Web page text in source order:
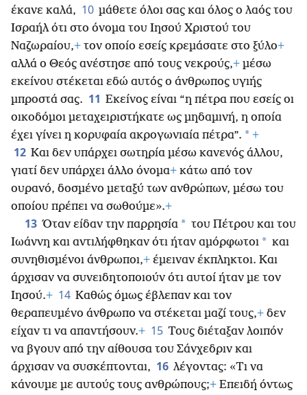
έκανε καλά, 10 μάθετε όλοι σας και όλος ο λαός του
Ισραήλ ότι στο όνομα του Ιησού Χριστού του
Ναζωραίου,+ τον οποίο εσείς κρεμάσατε στο ξύλο+
αλλά ο Θεός ανέστησε από τους νεκρούς,+ μέσω
εκείνου στέκεται εδώ αυτός ο άνθρωπος υγιής
μπροστά σας. 11 Εκείνος είναι “η πέτρα που εσείς οι
οικοδόμοι μεταχειριστήκατε ως μηδαμινή, η οποία
έχει γίνει η κορυφαία ακρογωνιαία πέτρα”. * +
12 Και δεν υπάρχει σωτηρία μέσω κανενός άλλου,
γιατί δεν υπάρχει άλλο όνομα+ κάτω από τον
ουρανό, δοσμένο μεταξύ των ανθρώπων, μέσω του
οποίου πρέπει να σωθούμε».+
13 Όταν είδαν την παρρησία * του Πέτρου και του
Ιωάννη και αντιλήφθηκαν ότι ήταν αμόρφωτοι * και
συνηθισμένοι άνθρωποι,+ έμειναν έκπληκτοι. Και
άρχισαν να συνειδητοποιούν ότι αυτοί ήταν με τον
Ιησού.+ 14 Καθώς όμως έβλεπαν και τον
θεραπευμένο άνθρωπο να στέκεται μαζί τους,+ δεν
είχαν τι να απαντήσουν.+ 15 Τους διέταξαν λοιπόν
να βγουν από την αίθουσα του Σάνχεδριν και
άρχισαν να συσκέπτονται, 16 λέγοντας: «Τι να
κάνουμε με αυτούς τους ανθρώπους;+ Επειδή όντως